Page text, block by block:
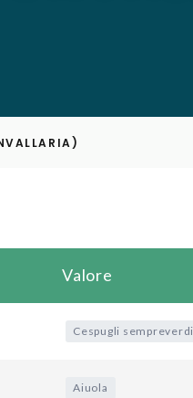
Valore
Cespugli sempreverdi
Aiuola